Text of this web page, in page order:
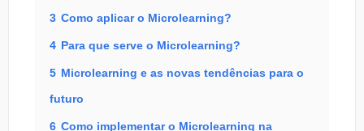
3 Como aplicar o Microlearning?
4 Para que serve o Microlearning?
5 Microlearning e as novas tendências para o
futuro
6 Como implementar o Microlearning na